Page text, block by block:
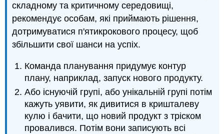
складному та критичному середовищі,
рекомендує особам, які приймають рішення,
дотримуватися п'ятикрокового процесу, щоб
збільшити свої шанси на успіх.
Команда планування придумує контур
плану, наприклад, запуск нового продукту.
Або існуючій групі, або унікальній групі потім
кажуть уявити, як дивитися в кришталеву
кулю і бачити, що новий продукт з тріском
провалився. Потім вони записують всі